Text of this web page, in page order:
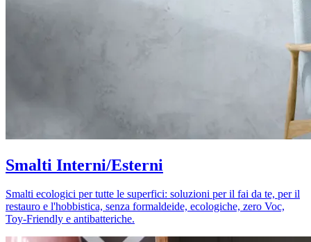
Smalti Interni/Esterni
Smalti ecologici per tutte le superfici: soluzioni per il fai da te, per il
restauro e l'hobbistica, senza formaldeide, ecologiche, zero Voc,
Toy-Friendly e antibatteriche.